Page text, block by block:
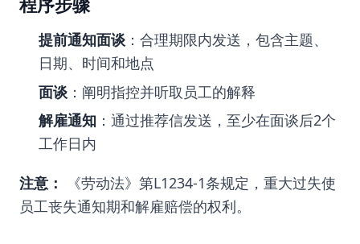
程序步骤
提前通知面谈 ：合理期限内发送，包含主题、
日期、时间和地点
面谈 ：阐明指控并听取员工的解释
解雇通知 ：通过推荐信发送，至少在面谈后2个
工作日内
注意：
《劳动法》第L1234-1条规定，重大过失使
员工丧失通知期和解雇赔偿的权利。